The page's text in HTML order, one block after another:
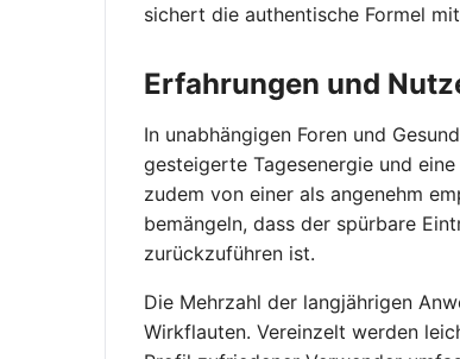
sichert die authentische Formel
Erfahrungen und
In unabhängigen Foren und
gesteigerte Tagesenergie und
zudem von einer als angenehm
bemängeln, dass der spürbare
zurückzuführen ist.
Die Mehrzahl der langjährigen
Wirkflauten. Vereinzelt werden